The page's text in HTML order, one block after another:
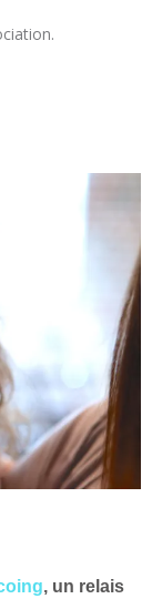
, un relais